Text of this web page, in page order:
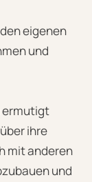
eigenen
und
ermutigt
ihre
mit anderen
und